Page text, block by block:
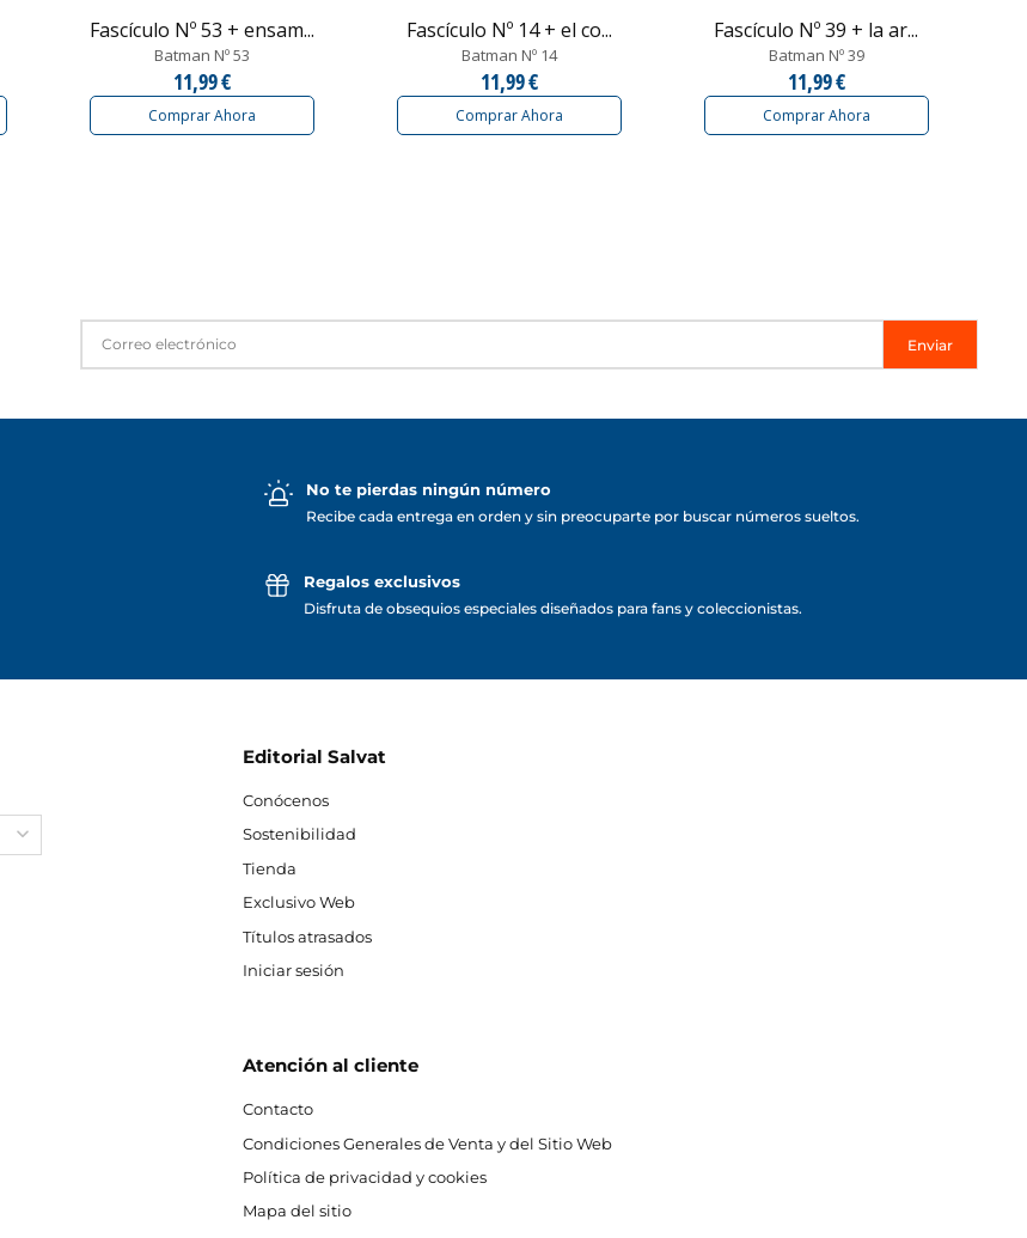
Fascículo Nº 53 + ensam...
Batman Nº 53
11,99 €
Comprar Ahora
Fascículo Nº 14 + el co...
Batman Nº 14
11,99 €
Comprar Ahora
Fascículo Nº 39 + la ar...
Batman Nº 39
11,99 €
Comprar Ahora
Enviar
No te pierdas ningún número
Recibe cada entrega en orden y sin preocuparte por buscar números sueltos.
Regalos exclusivos
Disfruta de obsequios especiales diseñados para fans y coleccionistas.
Editorial Salvat
Conócenos
Sostenibilidad
Tienda
Exclusivo Web
Títulos atrasados
Iniciar sesión
Atención al cliente
Contacto
Condiciones Generales de Venta y del Sitio Web
Política de privacidad y cookies
Mapa del sitio